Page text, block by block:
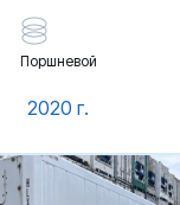
Поршневой
2020 г.